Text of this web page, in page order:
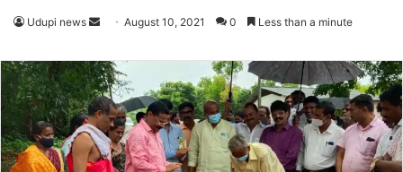
Udupi news
Send
email
August 10, 2021 0 Less than a minute